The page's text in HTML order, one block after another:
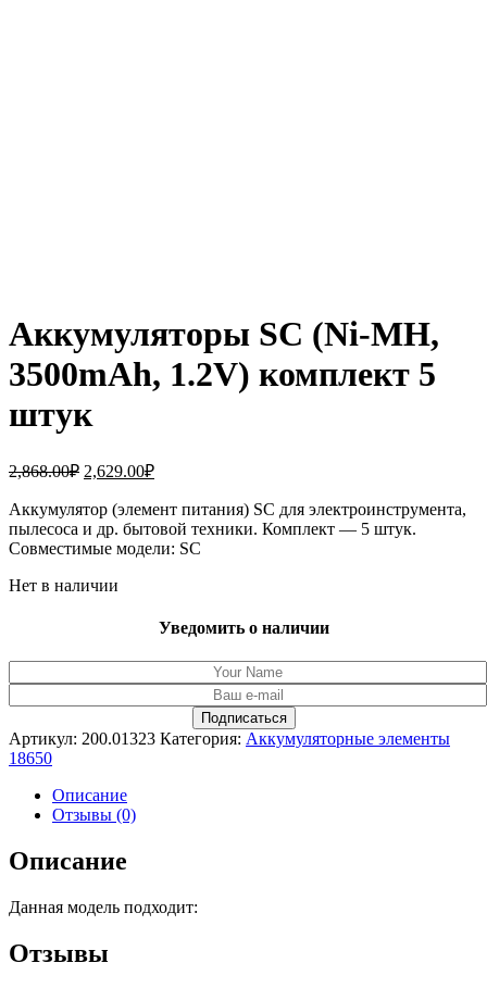
Аккумуляторы SC (Ni-MH,
3500mAh, 1.2V) комплект 5
штук
2,868.00₽ Первоначальная
составляла
2,868.00₽.
2,629.00₽Текущая
2,629.00₽.
Аккумулятор (элемент питания) SC для электроинструмента,
пылесоса и др. бытовой техники. Комплект — 5 штук.
Совместимые модели: SC
Нет в наличии
Уведомить о наличии
Артикул: 200.01323 Категория: Аккумуляторные элементы
18650
Описание
Отзывы (0)
Описание
Данная модель подходит:
Отзывы